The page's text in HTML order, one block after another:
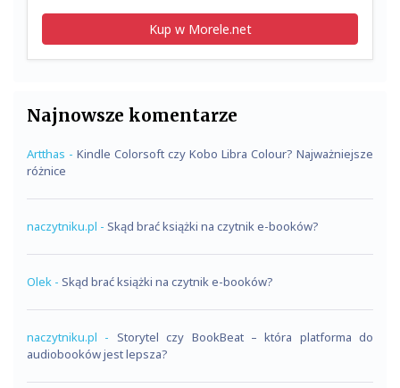
Kup w Morele.net
Najnowsze komentarze
Artthas - Kindle Colorsoft czy Kobo Libra Colour? Najważniejsze
różnice
naczytniku.pl - Skąd brać książki na czytnik e-booków?
Olek - Skąd brać książki na czytnik e-booków?
naczytniku.pl - Storytel czy BookBeat – która platforma do
audiobooków jest lepsza?